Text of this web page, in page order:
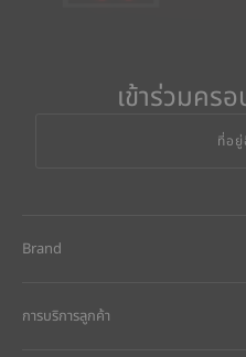
เข้าร่วมคร
ที่อ
Brand
การบริการลูกค้า